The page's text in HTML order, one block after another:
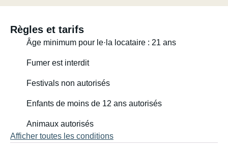
- Barbecue à gaz : 20 €/pièce
- Frais pour animaux : 130 €/animal
- Vidange des eaux grises : 30 €/unité
Règles et tarifs
Âge minimum pour le·la locataire : 21 ans
Fumer est interdit
Festivals non autorisés
Enfants de moins de 12 ans autorisés
Animaux autorisés
Afficher toutes les conditions